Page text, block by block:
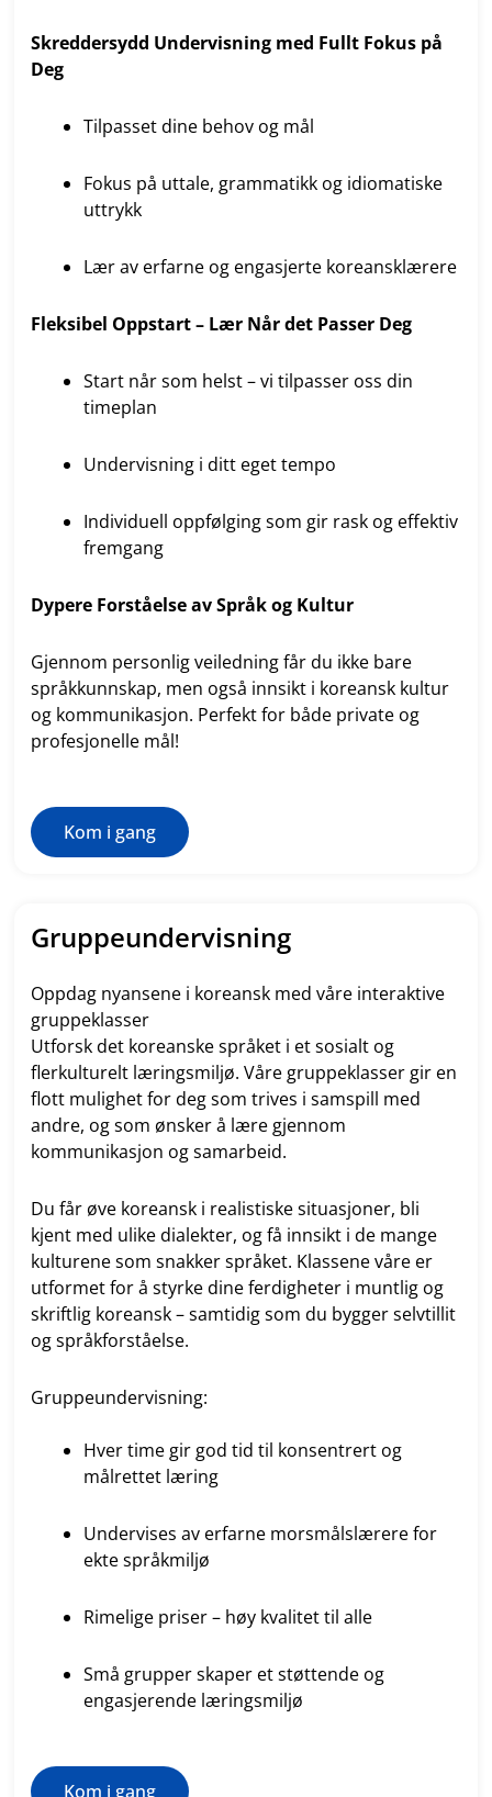
Skreddersydd Undervisning med Fullt Fokus på
Deg
Tilpasset dine behov og mål
Fokus på uttale, grammatikk og idiomatiske
uttrykk
Lær av erfarne og engasjerte koreansklærere
Fleksibel Oppstart – Lær Når det Passer Deg
Start når som helst – vi tilpasser oss din
timeplan
Undervisning i ditt eget tempo
Individuell oppfølging som gir rask og effektiv
fremgang
Dypere Forståelse av Språk og Kultur
Gjennom personlig veiledning får du ikke bare
språkkunnskap, men også innsikt i koreansk kultur
og kommunikasjon. Perfekt for både private og
profesjonelle mål!
Kom i gang
Gruppeundervisning
Oppdag nyansene i koreansk med våre interaktive
gruppeklasser
Utforsk det koreanske språket i et sosialt og
flerkulturelt læringsmiljø. Våre gruppeklasser gir en
flott mulighet for deg som trives i samspill med
andre, og som ønsker å lære gjennom
kommunikasjon og samarbeid.
Du får øve koreansk i realistiske situasjoner, bli
kjent med ulike dialekter, og få innsikt i de mange
kulturene som snakker språket. Klassene våre er
utformet for å styrke dine ferdigheter i muntlig og
skriftlig koreansk – samtidig som du bygger selvtillit
og språkforståelse.
Gruppeundervisning:
Hver time gir god tid til konsentrert og
målrettet læring
Undervises av erfarne morsmålslærere for
ekte språkmiljø
Rimelige priser – høy kvalitet til alle
Små grupper skaper et støttende og
engasjerende læringsmiljø
Kom i gang